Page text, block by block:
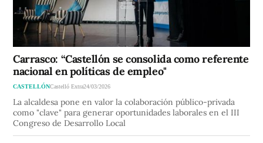
Carrasco: “Castellón se consolida como referente
nacional en políticas de empleo"
CASTELLÓNCastelló Extra24/03/2026
La alcaldesa pone en valor la colaboración público-privada
como "clave" para generar oportunidades laborales en el III
Congreso de Desarrollo Local